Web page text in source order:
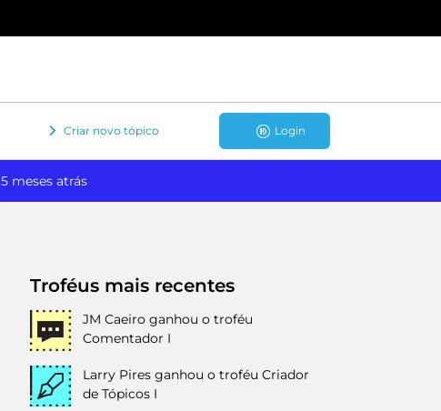
Criar novo tópico Login
5 meses atrás
Troféus mais recentes
JM Caeiro ganhou o troféu
Comentador I
Larry Pires ganhou o troféu Criador
de Tópicos I